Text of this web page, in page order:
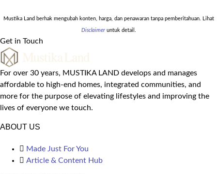
Mustika Land berhak mengubah konten, harga, dan penawaran tanpa pemberitahuan. Lihat
Disclaimeruntuk detail.
Get in Touch
For over 30 years, MUSTIKA LAND develops and manages
affordable to high-end homes, integrated communities, and
more for the purpose of elevating lifestyles and improving the
lives of everyone we touch.
ABOUT US
Made Just For You
Article & Content Hub